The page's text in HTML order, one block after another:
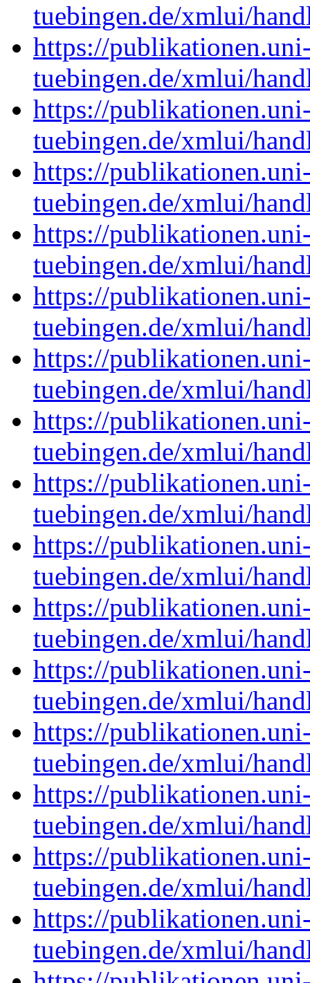
tuebingen.de/xmlui/
https://
tuebingen.de/xmlui/
https://
tuebingen.de/xmlui/
https://
tuebingen.de/xmlui/
https://
tuebingen.de/xmlui/
https://
tuebingen.de/xmlui/
https://
tuebingen.de/xmlui/
https://
tuebingen.de/xmlui/
https://
tuebingen.de/xmlui/
https://
tuebingen.de/xmlui/
https://
tuebingen.de/xmlui/
https://
tuebingen.de/xmlui/
https://
tuebingen.de/xmlui/
https://
tuebingen.de/xmlui/
https://
tuebingen.de/xmlui/
https://
tuebingen.de/xmlui/